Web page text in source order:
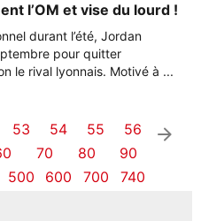
l’OM et vise du lourd !
durant l’été, Jordan
pour quitter
le rival lyonnais. Motivé à ...
53 54 55
56
70 80
90
500 600 700 740
arrow_right